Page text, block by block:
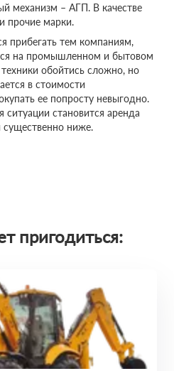
механизм – АГП. В качестве
прочие марки.
прибегать тем компаниям,
на промышленном и бытовом
техники обойтись сложно, но
в стоимости
ее попросту невыгодно.
становится аренда
ниже.
пригодиться: